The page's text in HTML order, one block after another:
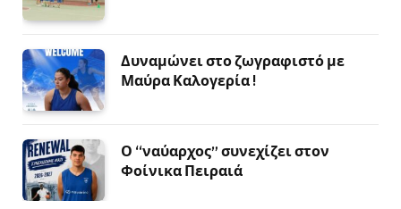
Δυναμώνει στο ζωγραφιστό με
Μαύρα Καλογερία !
Ο “ναύαρχος” συνεχίζει στον
Φοίνικα Πειραιά